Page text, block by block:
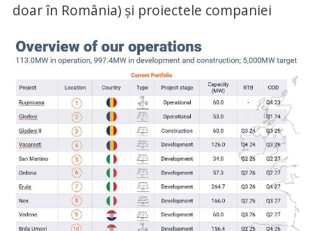
doar în România) și proiectele companiei